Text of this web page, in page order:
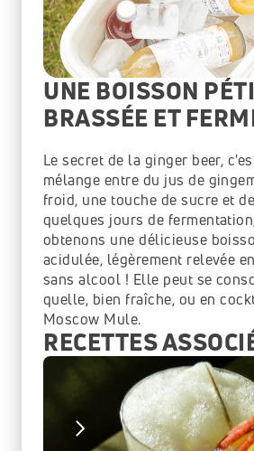
UNE BOISSON
BRASSÉE ET
Le secret de la ginger beer,
mélange entre du jus de
froid, une touche de sucre et de
quelques jours de
obtenons une délicieuse
acidulée, légèrement relevée
sans alcool ! Elle peut se
quelle, bien fraîche, ou en
Moscow Mule.
RECETTES